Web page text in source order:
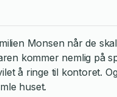
Monsen når de
kommer nemlig på
å ringe til kontoret.
huset.